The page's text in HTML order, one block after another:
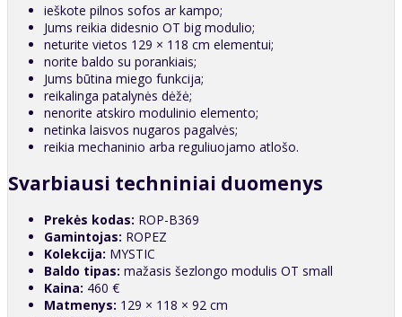
ieškote pilnos sofos ar kampo;
Jums reikia didesnio OT big modulio;
neturite vietos 129 × 118 cm elementui;
norite baldo su porankiais;
Jums būtina miego funkcija;
reikalinga patalynės dėžė;
nenorite atskiro modulinio elemento;
netinka laisvos nugaros pagalvės;
reikia mechaninio arba reguliuojamo atlošo.
Svarbiausi techniniai duomenys
Prekės kodas: ROP-B369
Gamintojas: ROPEZ
Kolekcija: MYSTIC
Baldo tipas: mažasis šezlongo modulis OT small
Kaina: 460 €
Matmenys: 129 × 118 × 92 cm